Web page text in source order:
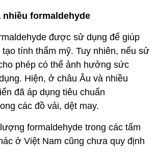
nhiều formaldehyde
được sử dụng để giúp
tính thẩm mỹ. Tuy nhiên, nếu sử
phép có thể ảnh hưởng sức
Hiện, ở châu Âu và nhiều
đã áp dụng tiêu chuẩn
các đồ vải, dệt may.
formaldehyde trong các tấm
ở Việt Nam cũng chưa quy định